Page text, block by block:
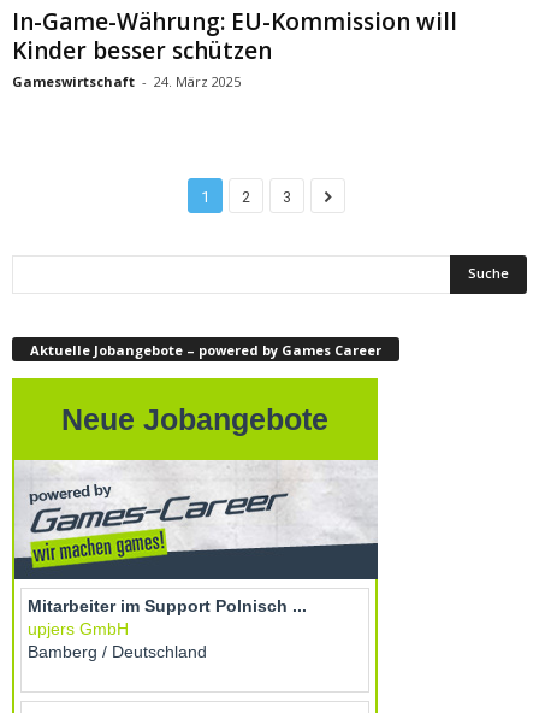
In-Game-Währung: EU-Kommission will
Kinder besser schützen
Gameswirtschaft - 24. März 2025
1 2 3
Aktuelle Jobangebote – powered by Games Career